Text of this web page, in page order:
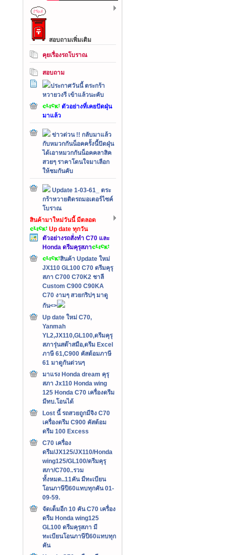
สอบถามเพิ่มเติม
คุยเรื่องรถโบราณ
สอบถาม
ประกาศวันนี้ ตระกร้า
หวายวงรี เข้าแล้วนะคับ
ตัวอย่างที่เคยปัดฝุ่น
มาแล้ว
ข่าวด่วน !! กลับมาแล้ว
กับหมวกกันน็อคครั้งนี้ปัดฝุ่น
ได้เอาหมวกกันน็อคคลาสิค
สวยๆ ราคาโดนใจมาเลือก
ให้ชมกันคับ
Update 1-03-61_ ตระ
กร้าหวายติดรถมอเตอร์ไซค์
โบราณ
สินค้ามาใหม่วันนี้ มีตลอด
Up date ทุกวัน
ตัวอย่างรถสั่งทำ C70 และ
Honda ดรีมคุรุสภา
สินค้า Update ใหม่
JX110 GL100 C70 ดรีมคุรุ
สภา C700 C70K2 ชาลี
Custom C900 C90KA
C70 งามๆ สวยกริปๆ มาดู
กัน<>
Up date ใหม่ C70,
Yanmah
YL2,JX110,GL100,ดรีมคุรุ
สภารุ่นสต๊าสมือ,ดรีม Excel
ภาษี 61,C900 คัสต้อมภาษี
61 มาดูกันด่วนๆ
มาแรง Honda dream คุรุ
สภา Jx110 Honda wing
125 Honda C70 เครื่องดรีม
มีทบ.โอนได้
Lost นี้ รถสวยถูกมีจิง C70
เครื่องดรีม C900 คัสต้อม
ดรีม 100 Excess
C70 เครื่อง
ดรีม/JX125/JX110/Honda
wing125/GL100/ดรีมคุรุ
สภา/C700..รวม
ทั้งหมด..11คัน มีทะเบียน
โอนภาษีปี60แทบทุกคัน 01-
09-59.
จัดเต็มอีก 10 คัน C70 เครื่อง
ดรีม Honda wing125
GL100 ดรีมคุรุสภา มี
ทะเบียนโอนภาษีปี60แทบทุก
คัน